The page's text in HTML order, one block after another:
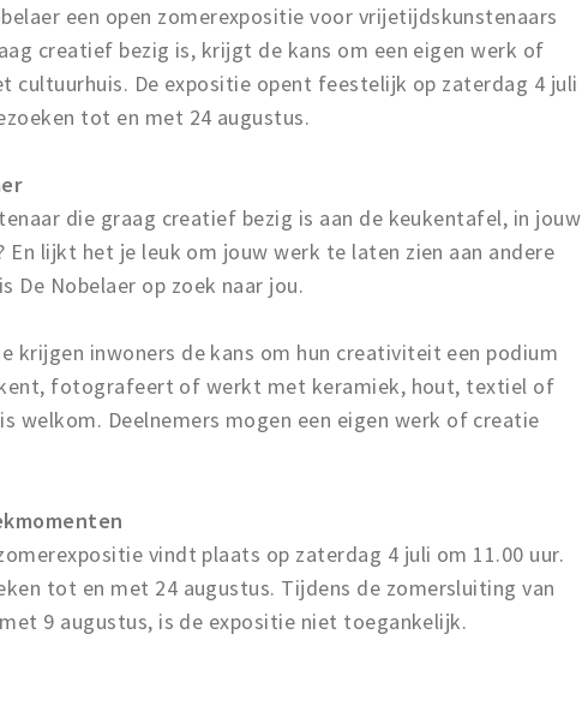
een open zomerexpositie voor vrijetijdskunstenaars
creatief bezig is, krijgt de kans om een eigen werk of
cultuurhuis. De expositie opent feestelijk op zaterdag 4 juli
tot en met 24 augustus.
die graag creatief bezig is aan de keukentafel, in jouw
En lijkt het je leuk om jouw werk te laten zien aan andere
De Nobelaer op zoek naar jou.
krijgen inwoners de kans om hun creativiteit een podium
fotografeert of werkt met keramiek, hout, textiel of
welkom. Deelnemers mogen een eigen werk of creatie
vindt plaats op zaterdag 4 juli om 11.00 uur.
tot en met 24 augustus. Tijdens de zomersluiting van
9 augustus, is de expositie niet toegankelijk.